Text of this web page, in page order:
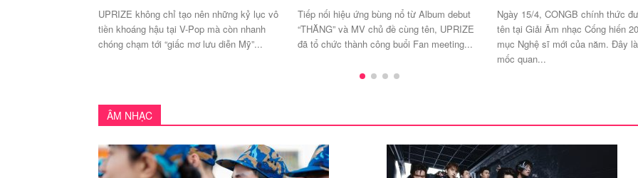
UPRIZE không chỉ tạo nên những kỷ lục vô
tiền khoáng hậu tại V-Pop mà còn nhanh
chóng chạm tới “giấc mơ lưu diễn Mỹ”...
Tiếp nối hiệu ứng bùng nổ từ Album debut
“THĂNG” và MV chủ đề cùng tên, UPRIZE
đã tổ chức thành công buổi Fan meeting...
Ngày 15/4, CONGB chính thức
tên tại Giải Âm nhạc Cống hiến
mục Nghệ sĩ mới của năm. Đây là
mốc quan...
ÂM NHẠC